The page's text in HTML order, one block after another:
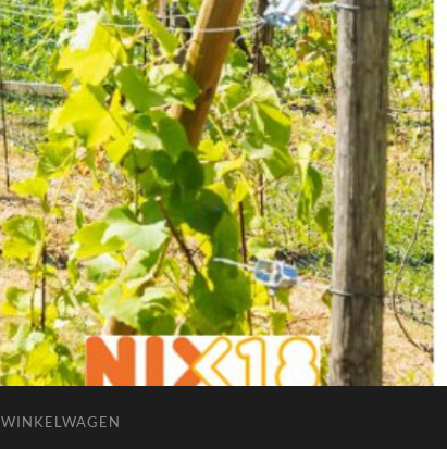
WINKELWAGEN